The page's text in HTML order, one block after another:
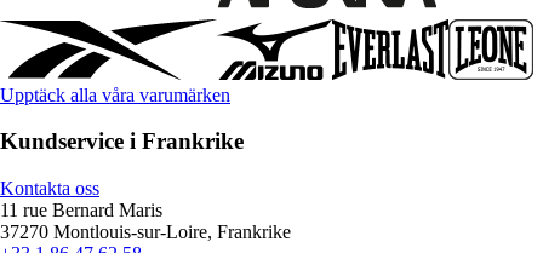
Upptäck alla våra varumärken
Kundservice i Frankrike
Kontakta oss
11 rue Bernard Maris
37270 Montlouis-sur-Loire, Frankrike